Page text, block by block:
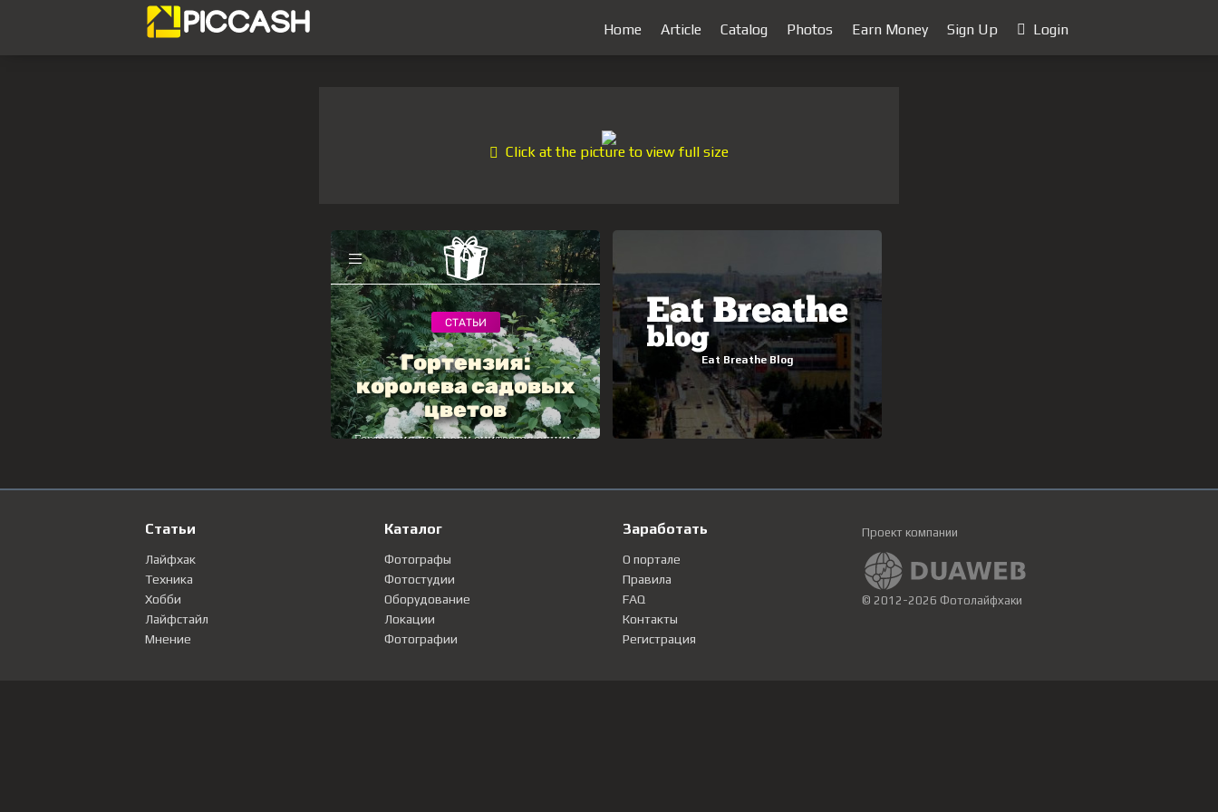
Home Article Catalog Photos Earn Money Sign Up Login
Click at the picture to view full size
Статьи
Лайфхак
Техника
Хобби
Лайфстайл
Мнение
Каталог
Фотографы
Фотостудии
Оборудование
Локации
Фотографии
Заработать
О портале
Правила
FAQ
Контакты
Регистрация
Проект компании
© 2012-2026 Фотолайфхаки